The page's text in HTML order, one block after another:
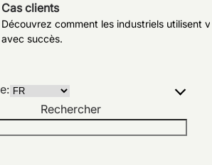
Cas clients
Découvrez comment les industriels utilisent
avec succès.
Rechercher